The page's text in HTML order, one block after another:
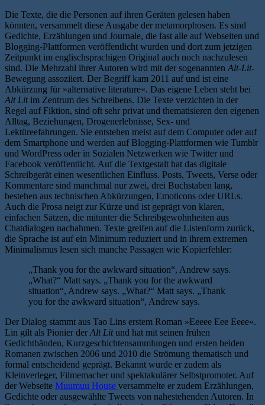
Die Texte, die die Personen auf ihren Geräten gelesen haben
könnten, versammelt diese Ausgabe der metamorphosen. Es sind
Gedichte, Erzählungen und Journale, die fast alle auf Webseiten und
Blogging-Plattformen veröffentlicht wurden und dort zum jetzigen
Zeitpunkt im englischsprachigen Original auch noch nachzulesen
sind. Die Mehrzahl ihrer Autoren wird mit der sogenannten Alt-Lit-
Bewegung assoziiert. Der Begriff kam 2011 auf und ist eine
Abkürzung für »alternative literature«. Das eigene Leben steht bei
Alt Lit im Zentrum des Schreibens. Die Texte verzichten in der
Regel auf Fiktion, sind oft sehr privat und thematisieren den eigenen
Alltag, Beziehungen, Drogenerlebnisse, Sex- und
Lektüreefahrungen. Sie entstehen meist auf dem Computer oder auf
dem Smartphone und werden auf Blogging-Plattformen wie Tumblr
und WordPress oder in Sozialen Netzwerken wie Twitter und
Facebook veröffentlicht. Auf die Textgestalt hat das digitale
Schreibgerät einen wesentlichen Einfluss. Posts, Tweets, Verse oder
Kommentare sind manchmal nur zwei, drei Buchstaben lang,
bestehen aus technischen Abkürzungen, Emoticons oder URLs.
Auch die Prosa neigt zur Kürze und ist geprägt von klaren,
einfachen Sätzen, die mitunter die Schreibgewohnheiten aus
Chatdialogen nachahmen. Texte greifen auf die Listenform zurück,
die Sprache ist auf ein Minimum reduziert und in ihrem extremen
Minimalismus lesen sich manche Passagen wie Kopierfehler:
„Thank you for the awkward situation“, Andrew says.
„What?“ Matt says. „Thank you for the awkward
situation“, Andrew says. „What?“ Matt says. „Thank
you for the awkward situation“, Andrew says.
Der Dialog stammt aus Tao Lins erstem Roman »Eeeee Eee Eeee«.
Lin gilt als Pionier der Alt Litund hat mit seinen frühen
Gedichtbänden, Kurzgeschichtensammlungen und ersten beiden
Romanen zwischen 2006 und 2010 die Strömung thematisch und
formal entscheidend geprägt. Bekannt wurde er zudem als
Kleinverleger, Filmemacher und spektakulärer Selbstpromoter. Auf
der Webseite Muumuu House versammelte er zudem Erzählungen,
Gedichte oder ausgewählte Tweets von nahestehenden Autoren. In